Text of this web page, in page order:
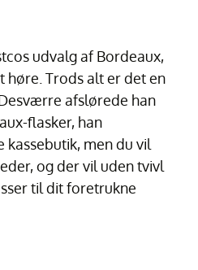
udvalg af Bordeaux,
høre. Trods alt er det en
afslørede han
flasker, han
men du vil
og der vil uden tvivl
til dit foretrukne